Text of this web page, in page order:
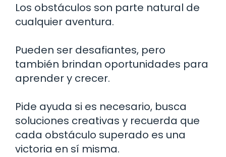
Los obstáculos son parte natural de
cualquier aventura.
Pueden ser desafiantes, pero
también brindan oportunidades para
aprender y crecer.
Pide ayuda si es necesario, busca
soluciones creativas y recuerda que
cada obstáculo superado es una
victoria en sí misma.